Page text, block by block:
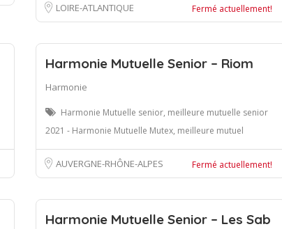
LOIRE-ATLANTIQUE Fermé actuellement!
Harmonie Mutuelle Senior – Riom
Harmonie
Harmonie Mutuelle senior, meilleure mutuelle senior
2021 - Harmonie Mutuelle Mutex, meilleure mutuel
AUVERGNE-RHÔNE-ALPES Fermé actuellement!
Harmonie Mutuelle Senior – Les Sab